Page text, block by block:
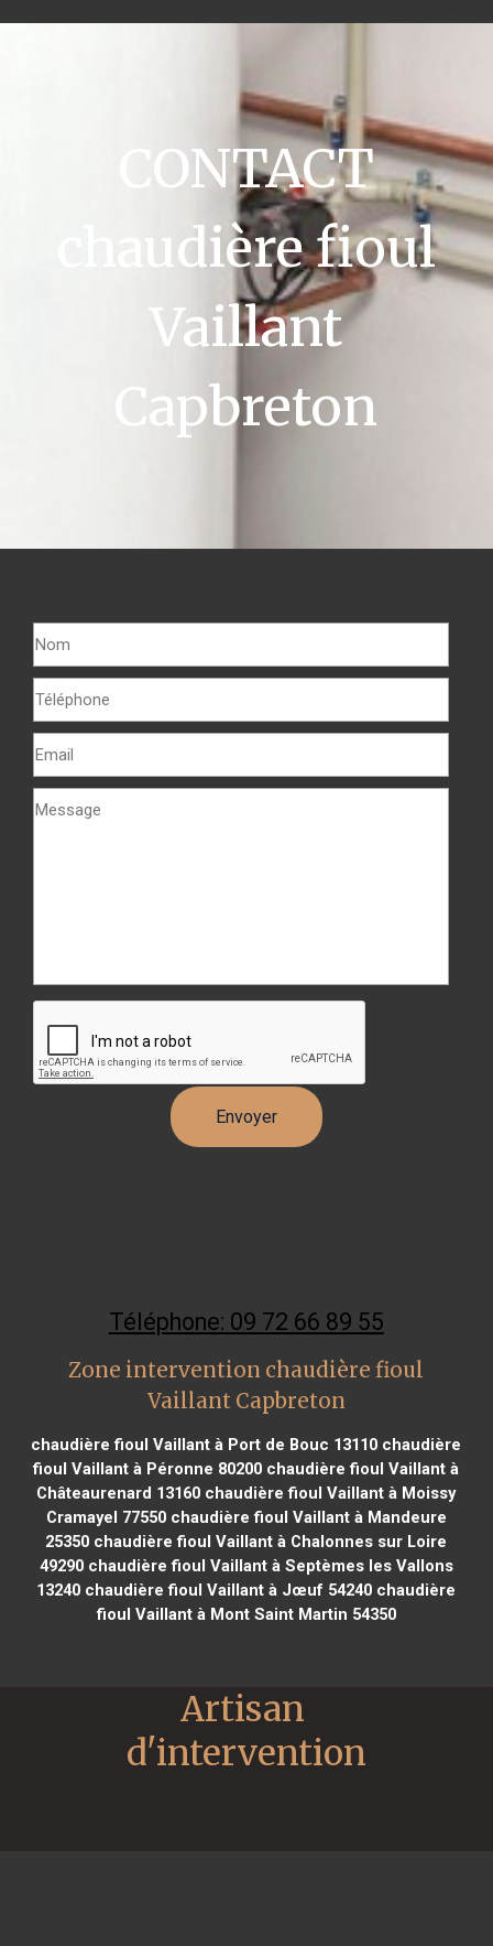
CONTACT
chaudière fioul
Vaillant
Capbreton
Téléphone: 09 72 66 89 55
Zone intervention chaudière fioul
Vaillant Capbreton
chaudière fioul Vaillant à Port de Bouc 13110 chaudière
fioul Vaillant à Péronne 80200 chaudière fioul Vaillant à
Châteaurenard 13160 chaudière fioul Vaillant à Moissy
Cramayel 77550chaudière fioul Vaillant à Mandeure
25350 chaudière fioul Vaillant à Chalonnes sur Loire
49290chaudière fioul Vaillant à Septèmes les Vallons
13240 chaudière fioul Vaillant à Jœuf 54240 chaudière
fioul Vaillant à Mont Saint Martin 54350
Artisan
d'intervention